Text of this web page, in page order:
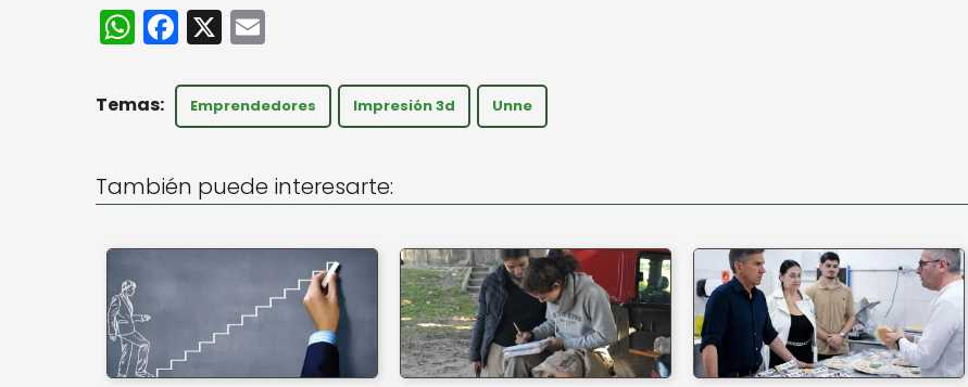
W
h
a
A
p
F
a
c
e
o
X
ai
l
Emprendedores Impresión 3d Unne
También puede interesarte: